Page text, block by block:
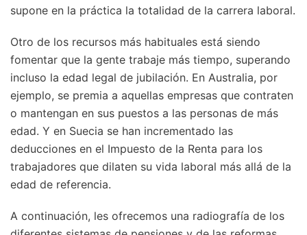
supone en la práctica la totalidad de la carrera laboral.
Otro de los recursos más habituales está siendo
fomentar que la gente trabaje más tiempo, superando
incluso la edad legal de jubilación. En Australia, por
ejemplo, se premia a aquellas empresas que contraten
o mantengan en sus puestos a las personas de más
edad. Y en Suecia se han incrementado las
deducciones en el Impuesto de la Renta para los
trabajadores que dilaten su vida laboral más allá de la
edad de referencia.
A continuación, les ofrecemos una radiografía de los